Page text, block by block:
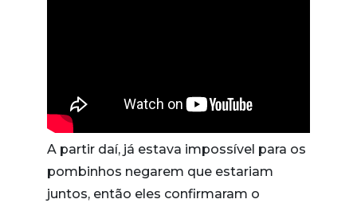
A partir daí, já estava impossível para os
pombinhos negarem que estariam
juntos, então eles confirmaram o